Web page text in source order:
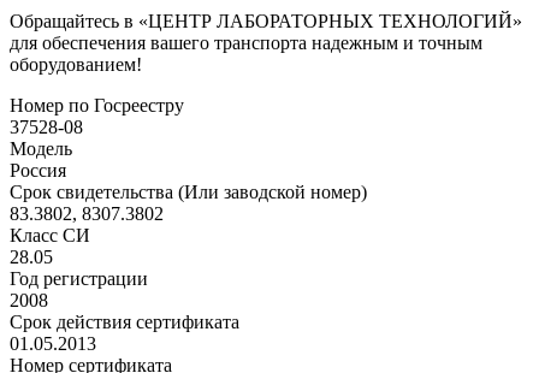
Обращайтесь в «ЦЕНТР ЛАБОРАТОРНЫХ ТЕХНОЛОГИЙ»
для обеспечения вашего транспорта надежным и точным
оборудованием!
Номер по Госреестру
37528-08
Модель
Россия
Срок свидетельства (Или заводской номер)
83.3802, 8307.3802
Класс СИ
28.05
Год регистрации
2008
Срок действия сертификата
01.05.2013
Номер сертификата